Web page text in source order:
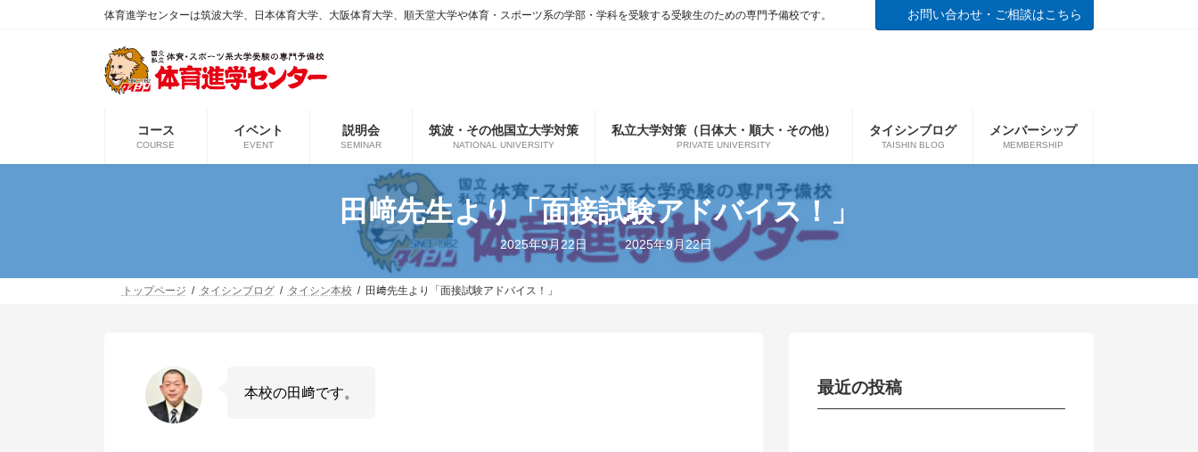
体育進学センターは筑波大学、日本体育大学、大阪体育大学、順天堂大学や体育・スポーツ系の学部・学科を受験する受験生のための専門予備校です。 お問い合わせ・ご相談はこちら
コース
COURSE
イベント
EVENT
説明会
SEMINAR
筑波・その他国立大学対策
NATIONAL UNIVERSITY
私立大学対策（日体大・順大・その他）
PRIVATE UNIVERSITY
タイシンブログ
TAISHIN BLOG
メンバーシップ
MEMBERSHIP
田﨑先生より「面接試験アドバイス！」
2025年9月22日
最
終
新
2025年9月22日
トップページ タイシンブログ タイシン本校 田﨑先生より「面接試験アドバイス！」
本校の田﨑です。 最近の投稿